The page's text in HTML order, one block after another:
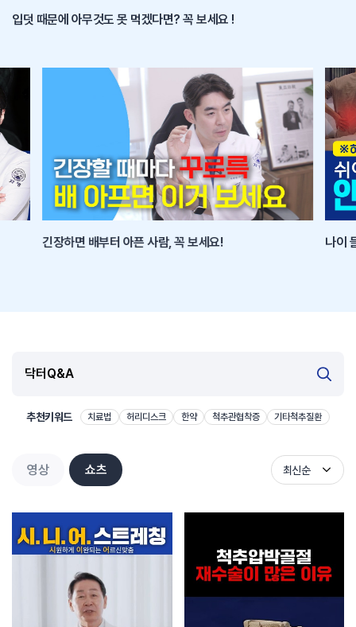
입덧 때문에 아무것도 못 먹겠다면? 꼭 보세요 !
긴장하면 배부터 아픈 사람, 꼭 보세요! 나이
추천키워드 치료법 허리디스크 한약 척추관협착증 기타척추질환
영상 쇼츠 최신순